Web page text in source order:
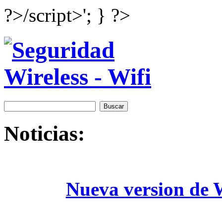
?>/script>'; } ?>
Noticias:
Nueva version de